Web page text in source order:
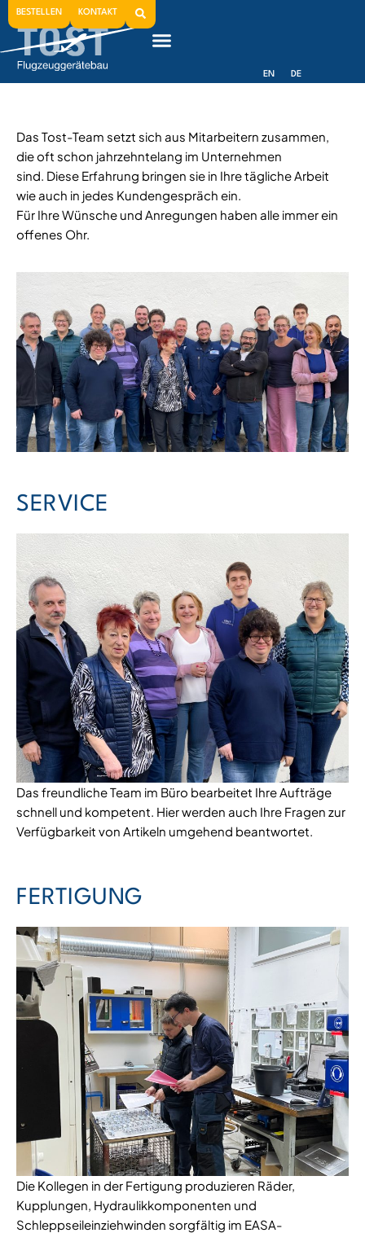
BESTELLEN KONTAKT
EN DE
Mitarbeiter
Das Tost-Team setzt sich aus Mitarbeitern zusammen,
die oft schon jahrzehntelang im Unternehmen
sind. Diese Erfahrung bringen sie in Ihre tägliche Arbeit
wie auch in jedes Kundengespräch ein.
Für Ihre Wünsche und Anregungen haben alle immer ein
offenes Ohr.
SERVICE
Das freundliche Team im Büro bearbeitet Ihre Aufträge
schnell und kompetent. Hier werden auch Ihre Fragen zur
Verfügbarkeit von Artikeln umgehend beantwortet.
FERTIGUNG
Die Kollegen in der Fertigung produzieren Räder,
Kupplungen, Hydraulikkomponenten und
Schleppseileinziehwinden sorgfältig im EASA-